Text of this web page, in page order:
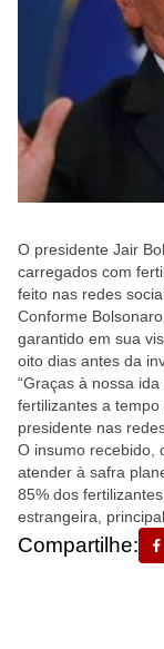
O presidente Jair
carregados com
feito nas redes
Conforme
garantido em sua
oito dias antes da
“Graças à nossa
fertilizantes a
presidente nas
O insumo recebido,
atender à safra
85% dos
estrangeira,
Compartilhe: